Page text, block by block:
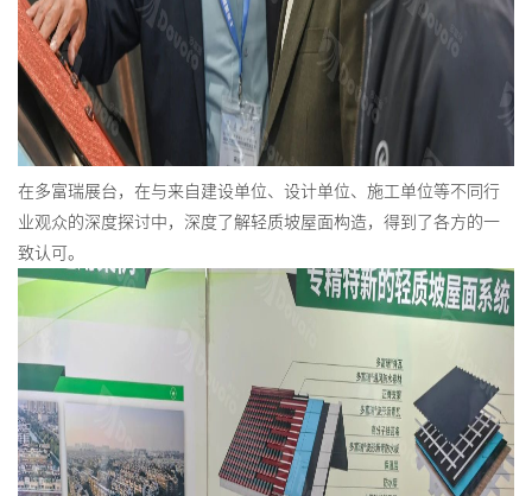
在多富瑞展台，在与来自建设单位、设计单位、施工单位等不同行
业观众的深度探讨中，深度了解轻质坡屋面构造，得到了各方的一
致认可。